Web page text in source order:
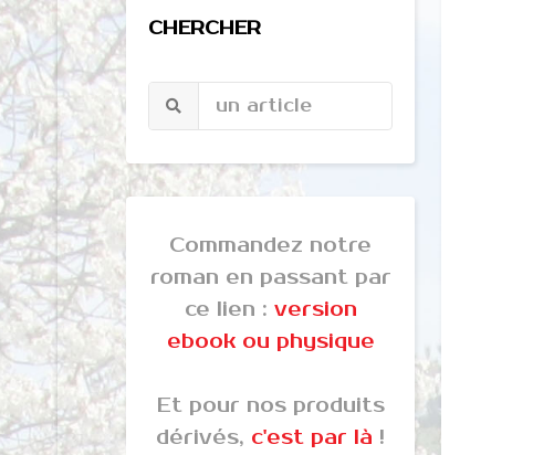
CHERCHER
Commandez notre
roman en passant par
ce lien : version
ebook ou physique
Et pour nos produits
dérivés, c'est par là !